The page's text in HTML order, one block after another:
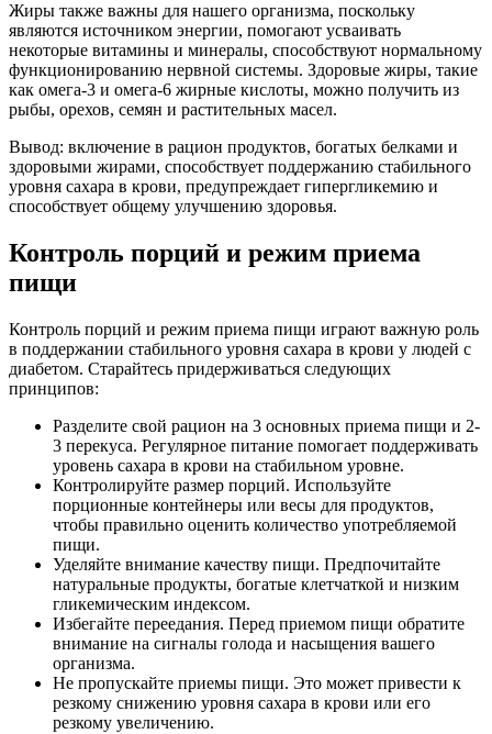
Жиры также важны для нашего организма, поскольку
являются источником энергии, помогают усваивать
некоторые витамины и минералы, способствуют нормальному
функционированию нервной системы. Здоровые жиры, такие
как омега-3 и омега-6 жирные кислоты, можно получить из
рыбы, орехов, семян и растительных масел.
Вывод: включение в рацион продуктов, богатых белками и
здоровыми жирами, способствует поддержанию стабильного
уровня сахара в крови, предупреждает гипергликемию и
способствует общему улучшению здоровья.
Контроль порций и режим приема
пищи
Контроль порций и режим приема пищи играют важную роль
в поддержании стабильного уровня сахара в крови у людей с
диабетом. Старайтесь придерживаться следующих
принципов:
Разделите свой рацион на 3 основных приема пищи и 2-
3 перекуса. Регулярное питание помогает поддерживать
уровень сахара в крови на стабильном уровне.
Контролируйте размер порций. Используйте
порционные контейнеры или весы для продуктов,
чтобы правильно оценить количество употребляемой
пищи.
Уделяйте внимание качеству пищи. Предпочитайте
натуральные продукты, богатые клетчаткой и низким
гликемическим индексом.
Избегайте переедания. Перед приемом пищи обратите
внимание на сигналы голода и насыщения вашего
организма.
Не пропускайте приемы пищи. Это может привести к
резкому снижению уровня сахара в крови или его
резкому увеличению.